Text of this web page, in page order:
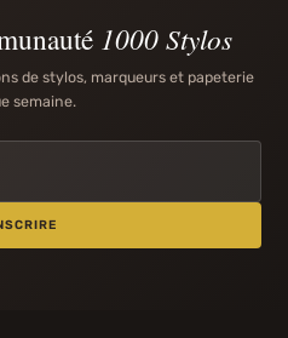
1000 Stylos
de stylos, marqueurs et papeterie
semaine.